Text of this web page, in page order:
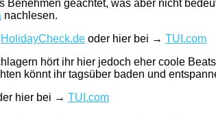
geachtet, was aber nicht
nachlesen.
HolidayCheck.de oder hier bei → TUI.com
hört ihr hier jedoch eher coole
könnt ihr tagsüber baden und
hier bei → TUI.com